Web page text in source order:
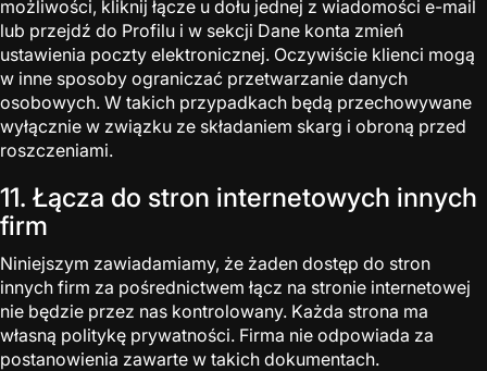
możliwości, kliknij łącze u dołu jednej z wiadomości e-mail
lub przejdź do Profilu i w sekcji Dane konta zmień
ustawienia poczty elektronicznej. Oczywiście klienci mogą
w inne sposoby ograniczać przetwarzanie danych
osobowych. W takich przypadkach będą przechowywane
wyłącznie w związku ze składaniem skarg i obroną przed
roszczeniami.
11. Łącza do stron internetowych innych
firm
Niniejszym zawiadamiamy, że żaden dostęp do stron
innych firm za pośrednictwem łącz na stronie internetowej
nie będzie przez nas kontrolowany. Każda strona ma
własną politykę prywatności. Firma nie odpowiada za
postanowienia zawarte w takich dokumentach.